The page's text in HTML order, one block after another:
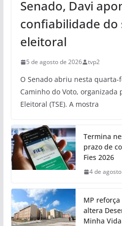
Senado, Davi
confiabilidade do
eleitoral
5 de agosto de 2026 tvp2
O Senado abriu nesta quarta-
Caminho do Voto,
Eleitoral (TSE). A mostra
Termina
prazo de
Fies 2026
4 de
MP
altera
Minha Vida